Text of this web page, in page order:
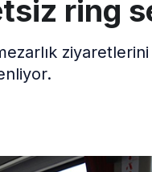
ring